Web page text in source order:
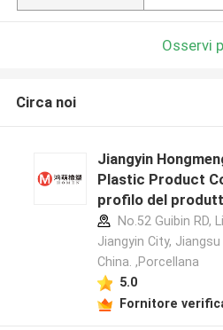
Osservi
Circa noi
Jiangyin
Plastic Product
profilo del
No.52 Guibin RD,
Jiangyin City,
China. ,Porcellana
5.0
Fornitore